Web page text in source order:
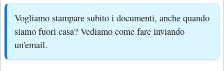
SUPPORTO
CONTATTA
PIÙ
LETTI
EMAIL
TELEGRAM
TIKTOK
Vogliamo stampare subito i documenti, anche quando
siamo fuori casa? Vediamo come fare inviando
un'email.